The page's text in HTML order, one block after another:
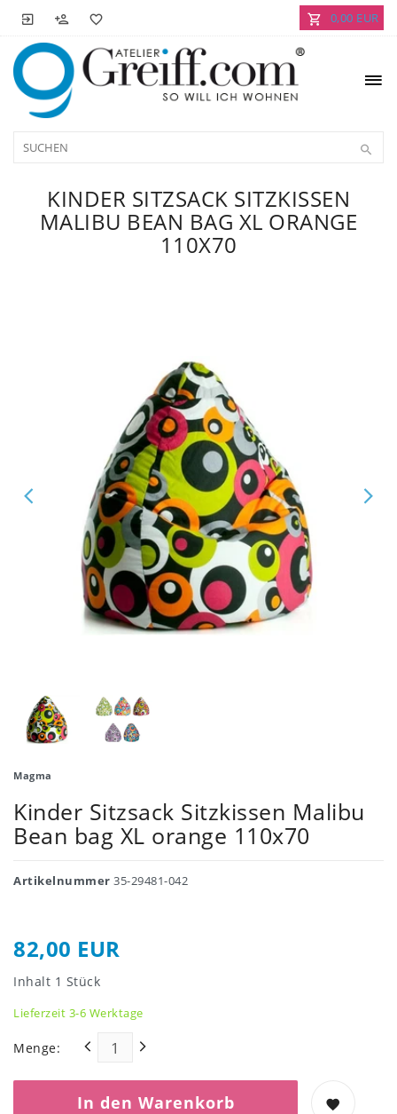
0,00 EUR
KINDER SITZSACK SITZKISSEN
MALIBU BEAN BAG XL ORANGE
110X70
Magma
Kinder Sitzsack Sitzkissen Malibu
Bean bag XL orange 110x70
Artikelnummer 35-29481-042
82,00 EUR
Inhalt 1 Stück
Lieferzeit 3-6 Werktage
Menge:
In den Warenkorb